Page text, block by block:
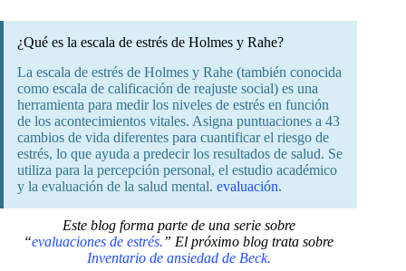
¿Qué es la escala de estrés de Holmes y Rahe?
La escala de estrés de Holmes y Rahe (también conocida
como escala de calificación de reajuste social) es una
herramienta para medir los niveles de estrés en función
de los acontecimientos vitales. Asigna puntuaciones a 43
cambios de vida diferentes para cuantificar el riesgo de
estrés, lo que ayuda a predecir los resultados de salud. Se
utiliza para la percepción personal, el estudio académico
y la evaluación de la salud mental. evaluación.
Este blog forma parte de una serie sobre
“evaluaciones de estrés.” El próximo blog trata sobre
Inventario de ansiedad de Beck.